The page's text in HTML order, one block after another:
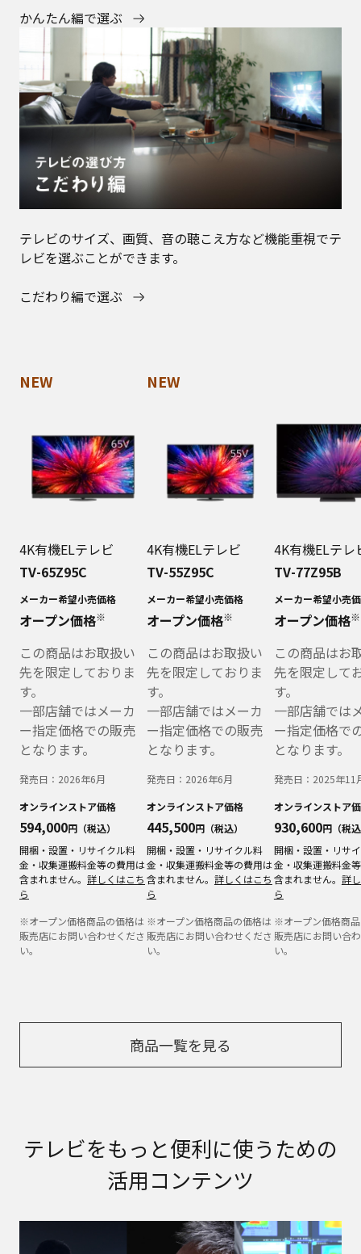
かんたん編で選ぶ
テレビのサイズ、画質、音の聴こえ方など機能重視でテ
レビを選ぶことができます。
こだわり編で選ぶ
NEW
4K有機ELテレビ
TV-65Z95C
メーカー希望小売価格
オープン価格※
この商品はお取扱い
先を限定しておりま
す。
一部店舗ではメーカ
ー指定価格での販売
となります。
発売日： 2026年6月
オンラインストア価格
594,000円（税込）
開梱・設置・リサイクル料
金・収集運搬料金等の費用は
含まれません。 詳しくはこち
ら
※オープン価格商品の価格は
販売店にお問い合わせくださ
い。
NEW
4K有機ELテレビ
TV-55Z95C
メーカー希望小売価格
オープン価格※
この商品はお取扱い
先を限定しておりま
す。
一部店舗ではメーカ
ー指定価格での販売
となります。
発売日： 2026年6月
オンラインストア価格
445,500円（税込）
開梱・設置・リサイクル料
金・収集運搬料金等の費用は
含まれません。 詳しくはこち
ら
※オープン価格商品の価格は
販売店にお問い合わせくださ
い。
4K有機ELテレ
TV-77Z95B
メーカー希望小売
オープン価格※
この商品はお
先を限定して
す。
一部店舗では
ー指定価格で
となります。
発売日： 2025年11
オンラインストア
930,600円（税
開梱・設置・リサ
金・収集運搬料金
含まれません。 詳
ら
※オープン価格商
販売店にお問い合
い。
商品一覧を見る
テレビをもっと便利に​使うための
活用コンテンツ​